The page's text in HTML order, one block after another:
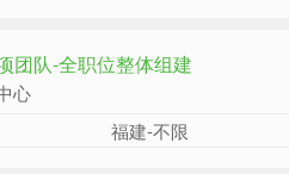
团队-全职位整体组建
心
福建-不限